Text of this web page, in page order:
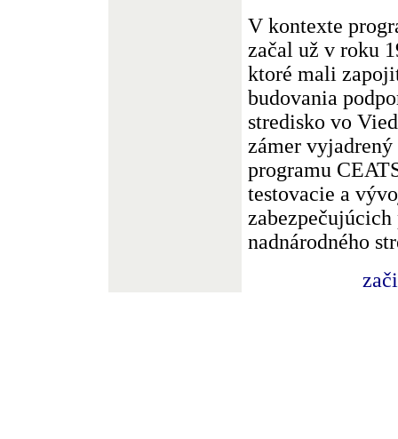
V kontexte
začal už v roku
ktoré mali
budovania
stredisko vo
zámer
programu
testovacie a
nadnárodného